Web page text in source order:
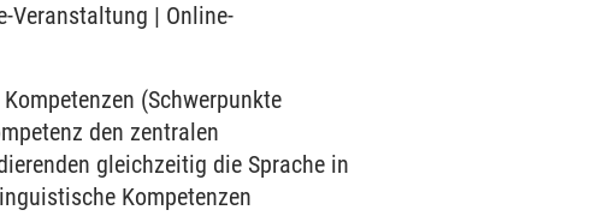
Veranstaltung | Online-
(Schwerpunkte
den zentralen
gleichzeitig die Sprache in
Kompetenzen